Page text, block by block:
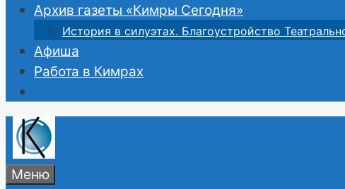
Архив газеты «Кимры Сегодня»
История в силуэтах. Благоустройство
Афиша
Работа в Кимрах
Меню